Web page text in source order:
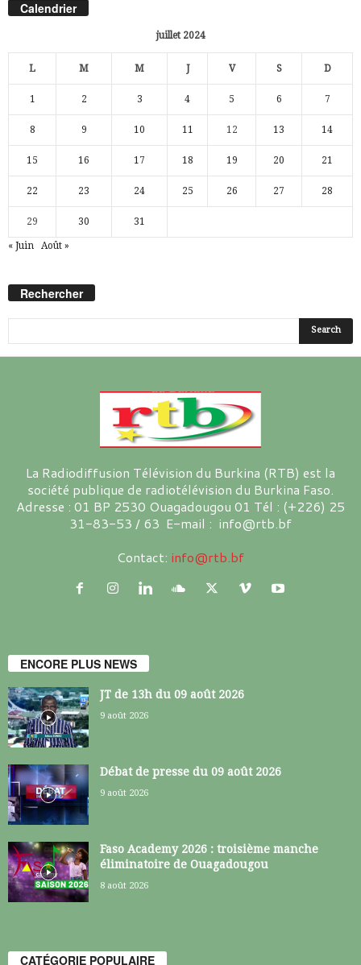
Calendrier
juillet 2024
L M M J V S D
1 2 3 4 5 6 7
8 9 10 11 12 13 14
15 16 17 18 19 20 21
22 23 24 25 26 27 28
29 30 31
« Juin Août »
Rechercher
La Radiodiffusion Télévision du Burkina (RTB) est la
société publique de radiotélévision du Burkina Faso.
Adresse : 01 BP 2530 Ouagadougou 01 Tél : (+226) 25
31-83-53 / 63 E-mail : info@rtb.bf
Contact: info@rtb.bf
ENCORE PLUS NEWS
JT de 13h du 09 août 2026
9 août 2026
Débat de presse du 09 août 2026
9 août 2026
Faso Academy 2026 : troisième manche
éliminatoire de Ouagadougou
8 août 2026
CATÉGORIE POPULAIRE